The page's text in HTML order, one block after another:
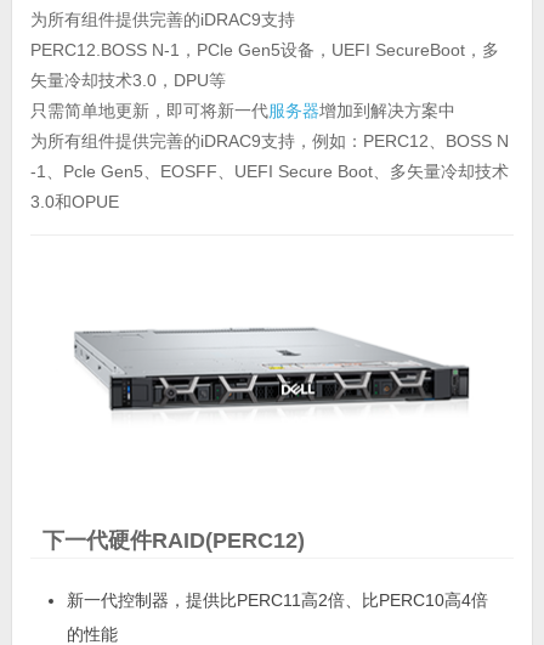
为所有组件提供完善的iDRAC9支持
PERC12.BOSS N-1，PCle Gen5设备，UEFI SecureBoot，多
矢量冷却技术3.0，DPU等
只需简单地更新，即可将新一代服务器增加到解决方案中
为所有组件提供完善的iDRAC9支持，例如：PERC12、BOSS N
-1、Pcle Gen5、EOSFF、UEFI Secure Boot、多矢量冷却技术
3.0和OPUE
下一代硬件RAID(PERC12)
新一代控制器，提供比PERC11高2倍、比PERC10高4倍
的性能